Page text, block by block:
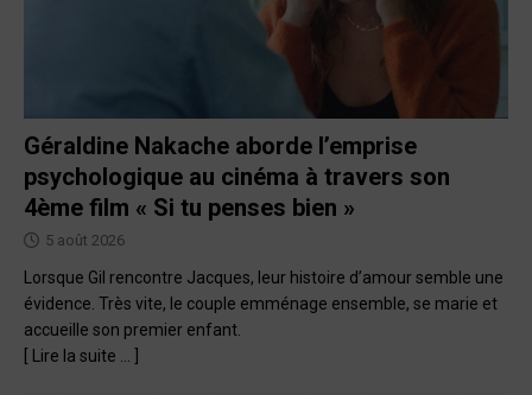
Géraldine Nakache aborde l’emprise
psychologique au cinéma à travers son
4ème film « Si tu penses bien »
5 août 2026
Lorsque Gil rencontre Jacques, leur histoire d’amour semble une
évidence. Très vite, le couple emménage ensemble, se marie et
accueille son premier enfant.
[ Lire la suite … ]